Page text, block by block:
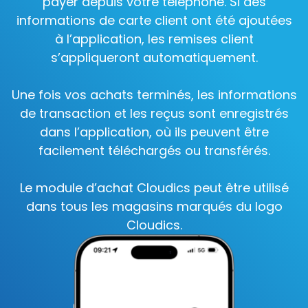
informations de carte client ont été ajoutées
à l’application, les remises client
s’appliqueront automatiquement.
Une fois vos achats terminés, les informations
de transaction et les reçus sont enregistrés
dans l’application, où ils peuvent être
facilement téléchargés ou transférés.
Le module d’achat Cloudics peut être utilisé
dans tous les magasins marqués du logo
Cloudics.